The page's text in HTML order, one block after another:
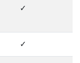
✓
✓